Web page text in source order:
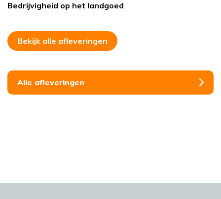
Bedrijvigheid op het landgoed
Bekijk alle afleveringen
Alle afleveringen